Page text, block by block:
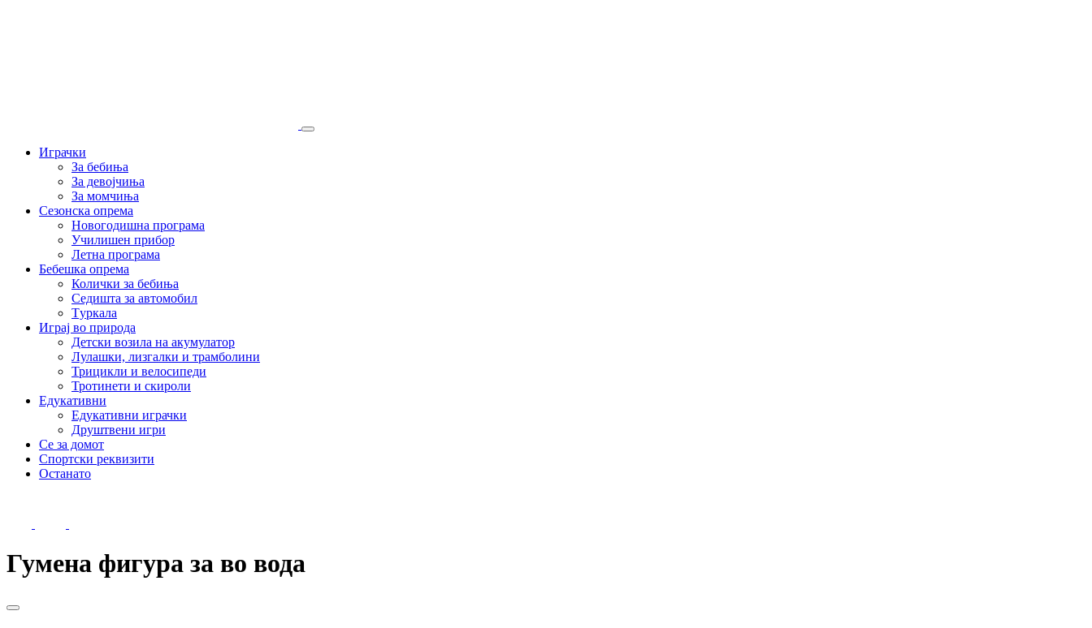
Играчки
За бебиња
За девојчиња
За момчиња
Сезонска опрема
Новогодишна програма
Училишен прибор
Летна програма
Бебешка опрема
Колички за бебиња
Седишта за автомобил
Tуркала
Играј во природа
Детски возила на акумулатор
Лулашки, лизгалки и трамболини
Трицикли и велосипеди
Тротинети и скироли
Едукативни
Едукативни играчки
Друштвени игри
Се за домот
Спортски реквизити
Останато
Гумена фигура за во вода